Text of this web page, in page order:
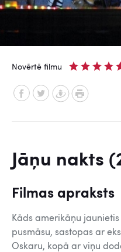
Novērtē filmu
Jāņu nakts
Filmas apraksts
Kāds amerikāņu
pusmāsu, sastopas ar
Oskaru, kopā ar viņu